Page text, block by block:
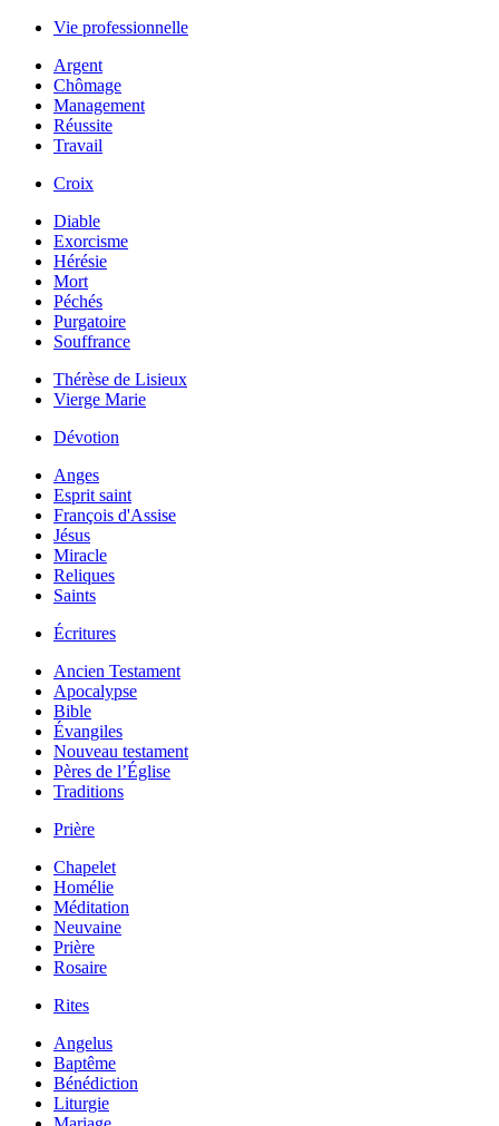
Vie professionnelle
Argent
Chômage
Management
Réussite
Travail
Croix
Diable
Exorcisme
Hérésie
Mort
Péchés
Purgatoire
Souffrance
Thérèse de Lisieux
Vierge Marie
Dévotion
Anges
Esprit saint
François d'Assise
Jésus
Miracle
Reliques
Saints
Écritures
Ancien Testament
Apocalypse
Bible
Évangiles
Nouveau testament
Pères de l’Église
Traditions
Prière
Chapelet
Homélie
Méditation
Neuvaine
Prière
Rosaire
Rites
Angelus
Baptême
Bénédiction
Liturgie